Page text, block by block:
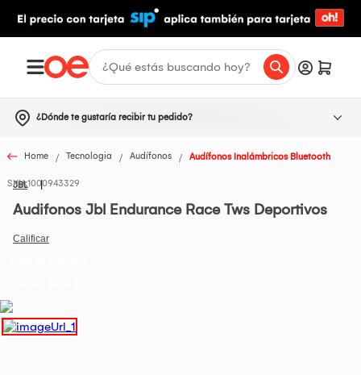
¿Dónde te gustaría recibir tu pedido?
Home Tecnologia Audífonos Audífonos Inalámbricos Bluetooth
JBL1000943329
Audifonos Jbl Endurance Race Tws Deportivos